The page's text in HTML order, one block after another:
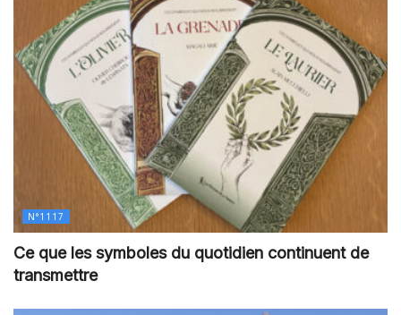
N°1117
Ce que les symboles du quotidien continuent de
transmettre